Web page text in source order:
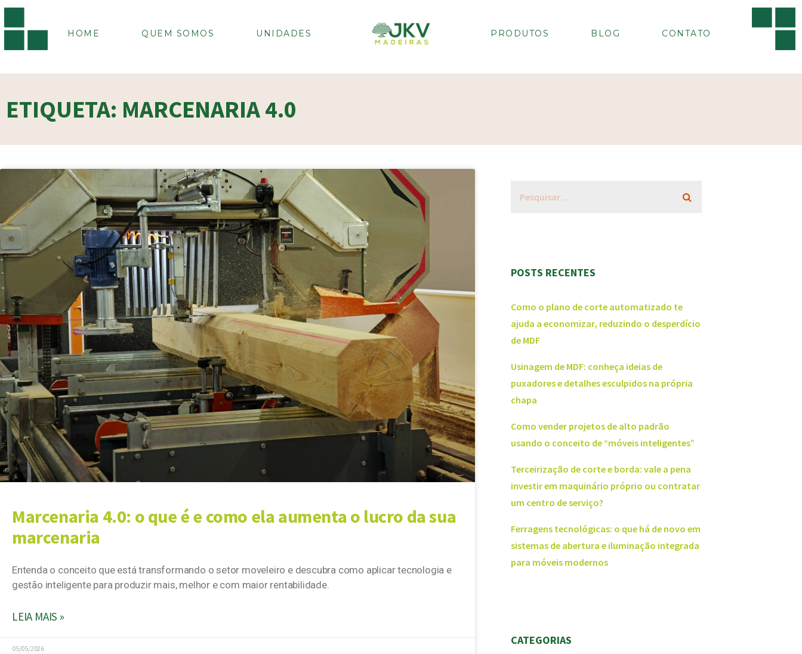
HOME QUEM SOMOS UNIDADES PRODUTOS BLOG CONTATO
ETIQUETA: MARCENARIA 4.0
Marcenaria 4.0: o que é e como ela aumenta o lucro da sua
marcenaria
Entenda o conceito que está transformando o setor moveleiro e descubra como aplicar tecnologia e
gestão inteligente para produzir mais, melhor e com maior rentabilidade.
LEIA MAIS »
05/05/2026
POSTS RECENTES
Como o plano de corte automatizado te
ajuda a economizar, reduzindo o desperdício
de MDF
Usinagem de MDF: conheça ideias de
puxadores e detalhes esculpidos na própria
chapa
Como vender projetos de alto padrão
usando o conceito de “móveis inteligentes”
Terceirização de corte e borda: vale a pena
investir em maquinário próprio ou contratar
um centro de serviço?
Ferragens tecnológicas: o que há de novo em
sistemas de abertura e iluminação integrada
para móveis modernos
CATEGORIAS